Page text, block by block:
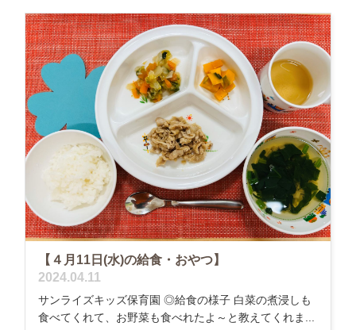
【４月11日(水)の給食・おやつ】
2024.04.11
サンライズキッズ保育園 ◎給食の様子 白菜の煮浸しも
食べてくれて、お野菜も食べれたよ～と教えてくれま...